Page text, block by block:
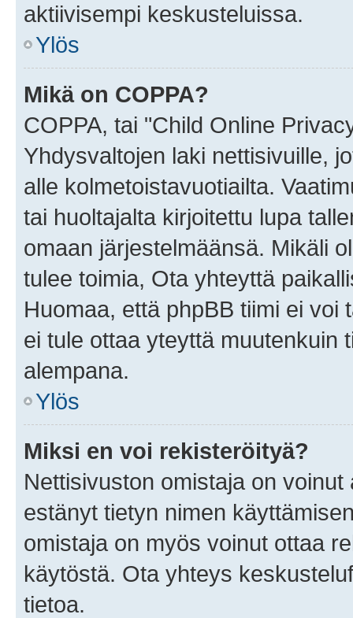
aktiivisempi keskusteluissa.
Ylös
Mikä on COPPA?
COPPA, tai "Child Online
Yhdysvaltojen laki nettisivuille,
alle kolmetoistavuotiailta.
tai huoltajalta kirjoitettu lupa
omaan järjestelmäänsä. Mikäli
tulee toimia, Ota yhteyttä
Huomaa, että phpBB tiimi ei
ei tule ottaa yteyttä muutenkuin
alempana.
Ylös
Miksi en voi rekisteröityä?
Nettisivuston omistaja on
estänyt tietyn nimen
omistaja on myös voinut ottaa
käytöstä. Ota yhteys
tietoa.